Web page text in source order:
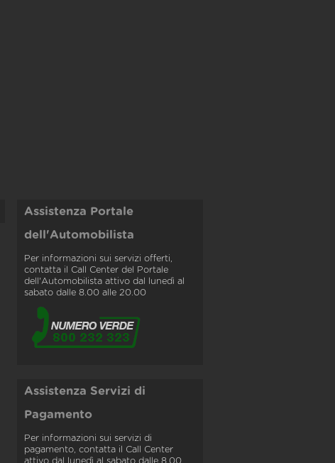
Assistenza Portale
dell'Automobilista
Per informazioni sui servizi offerti,
contatta il Call Center del Portale
dell'Automobilista attivo dal lunedì al
sabato dalle 8.00 alle 20.00
Assistenza Servizi di
Pagamento
Per informazioni sui servizi di
pagamento, contatta il Call Center